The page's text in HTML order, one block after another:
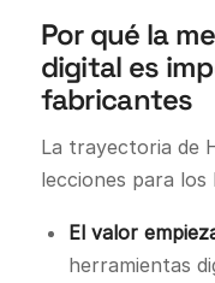
Por qué la
digital es
fabricantes
La trayectoria de
lecciones para los
El valor
herramientas